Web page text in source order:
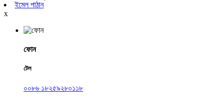
ইমেল পাঠান
x
ফোন
টেল
০০৮৬ ১৮২৫৯২৮০১১৮